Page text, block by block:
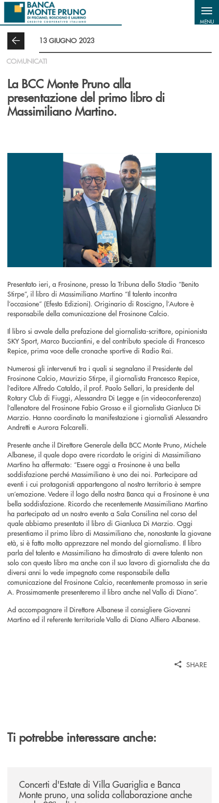
Salta al contenuto principale
MENU
13 GIUGNO 2023
COMUNICATI
La BCC Monte Pruno alla
presentazione del primo libro di
Massimiliano Martino.
Presentato ieri, a Frosinone, presso la Tribuna dello Stadio “Benito
Stirpe”, il libro di Massimiliano Martino “Il talento incontra
l’occasione” (Efesto Edizioni). Originario di Roscigno, l’Autore è
responsabile della comunicazione del Frosinone Calcio.
Il libro si avvale della prefazione del giornalista-scrittore, opinionista
SKY Sport, Marco Bucciantini, e del contributo speciale di Francesco
Repice, prima voce delle cronache sportive di Radio Rai.
Numerosi gli intervenuti tra i quali si segnalano il Presidente del
Frosinone Calcio, Maurizio Stirpe, il giornalista Francesco Repice,
l’editore Alfredo Cataldo, il prof. Paolo Sellari, la presidente del
Rotary Club di Fiuggi, Alessandra Di Legge e (in videoconferenza)
l’allenatore del Frosinone Fabio Grosso e il giornalista Gianluca Di
Marzio. Hanno coordinato la manifestazione i giornalisti Alessandro
Andretti e Aurora Folcarelli.
Presente anche il Direttore Generale della BCC Monte Pruno, Michele
Albanese, il quale dopo avere ricordato le origini di Massimiliano
Martino ha affermato: “Essere oggi a Frosinone è una bella
soddisfazione perché Massimiliano è uno dei noi. Partecipare ad
eventi i cui protagonisti appartengono al nostro territorio è sempre
un’emozione. Vedere il logo della nostra Banca qui a Frosinone è una
bella soddisfazione. Ricordo che recentemente Massimiliano Martino
ha partecipato ad un nostro evento a Sala Consilina nel corso del
quale abbiamo presentato il libro di Gianluca Di Marzio. Oggi
presentiamo il primo libro di Massimiliano che, nonostante la giovane
età, si è fatto molto apprezzare nel mondo del giornalismo. Il libro
parla del talento e Massimiliano ha dimostrato di avere talento non
solo con questo libro ma anche con il suo lavoro di giornalista che da
diversi anni lo vede impegnato come responsabile della
comunicazione del Frosinone Calcio, recentemente promosso in serie
A. Prossimamente presenteremo il libro anche nel Vallo di Diano”.
Ad accompagnare il Direttore Albanese il consigliere Giovanni
Martino ed il referente territoriale Vallo di Diano Alfiero Albanese.
SHARE
Ti potrebbe interessare anche:
Concerti d'Estate di Villa Guariglia e Banca
Monte pruno, una solida collaborazione anche